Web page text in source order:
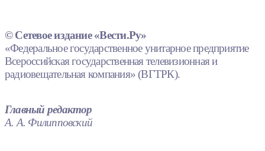
© Сетевое издание «Вести.Ру»
«Федеральное государственное унитарное предприятие
Всероссийская государственная телевизионная и
радиовещательная компания» (ВГТРК).
Главный редактор
А. А. Филипповский